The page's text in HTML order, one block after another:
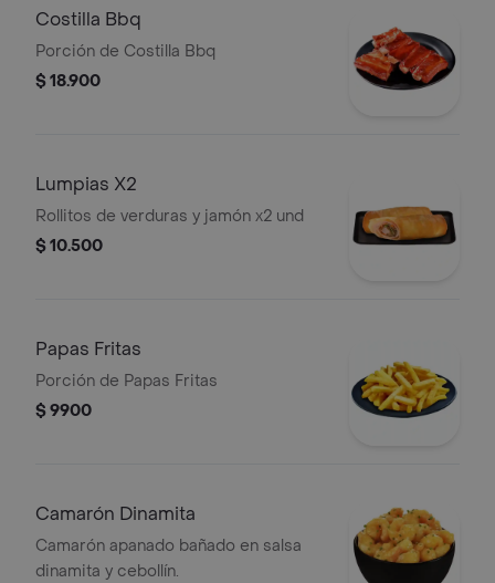
Costilla Bbq
Porción de Costilla Bbq
$ 18.900
Lumpias X2
Rollitos de verduras y jamón x2 und
$ 10.500
Papas Fritas
Porción de Papas Fritas
$ 9900
Camarón Dinamita
Camarón apanado bañado en salsa
dinamita y cebollín.